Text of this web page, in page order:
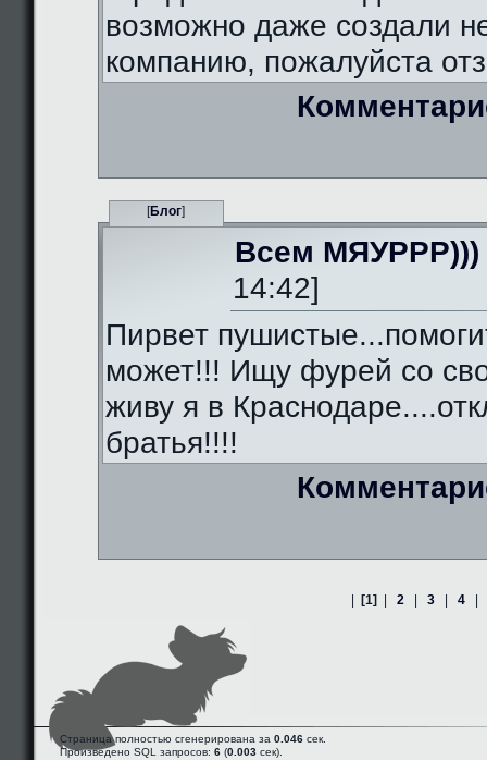
возможно даже создали
компанию, пожалуйста
[Блог]
Всем МЯУРРР)))
14:42]
Пирвет
может!!! Ищу фурей со
живу я в
братья!!!!
[1] 2 3 4
Страница полностью сгенерирована за 0.046 сек.
Произведено SQL запросов: 6 (0.003 сек).